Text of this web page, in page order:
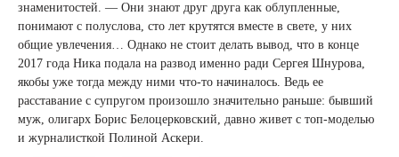
знаменитостей. — Они знают друг друга как облупленные,
понимают с полуслова, сто лет крутятся вместе в свете, у них
общие увлечения… Однако не стоит делать вывод, что в конце
2017 года Ника подала на развод именно ради Сергея Шнурова,
якобы уже тогда между ними что-то начиналось. Ведь ее
расставание с супругом произошло значительно раньше: бывший
муж, олигарх Борис Белоцерковский, давно живет с топ-моделью
и журналисткой Полиной Аскери.